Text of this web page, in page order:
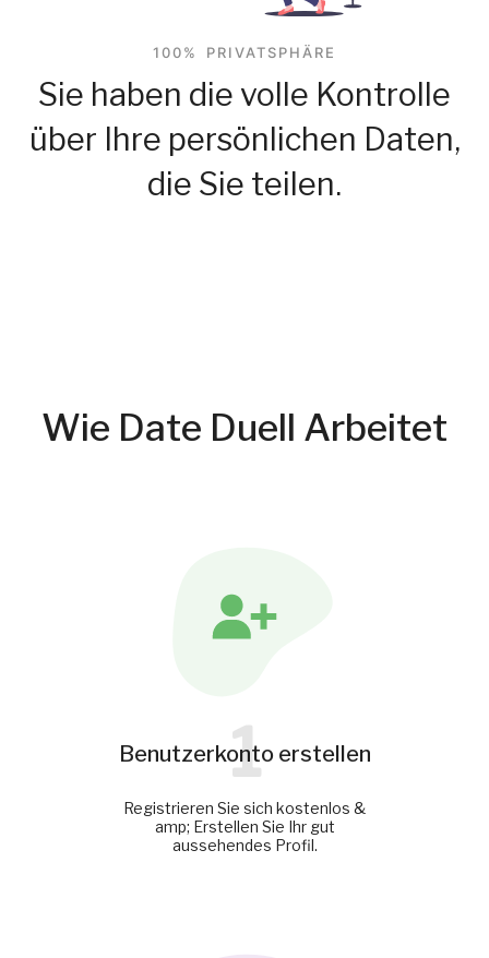
100% PRIVATSPHÄRE
Sie haben die volle Kontrolle
über Ihre persönlichen Daten,
die Sie teilen.
Wie Date Duell Arbeitet
Benutzerkonto erstellen
1
Registrieren Sie sich kostenlos &
amp; Erstellen Sie Ihr gut
aussehendes Profil.